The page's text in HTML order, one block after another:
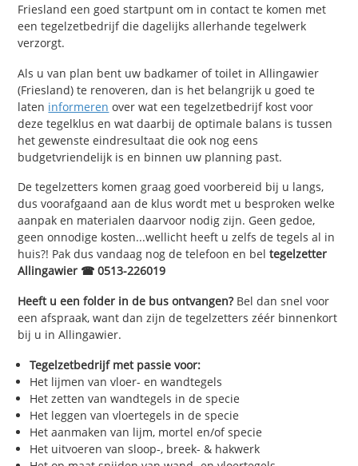
Friesland een goed startpunt om in contact te komen met
een tegelzetbedrijf die dagelijks allerhande tegelwerk
verzorgt.
Als u van plan bent uw badkamer of toilet in Allingawier
(Friesland) te renoveren, dan is het belangrijk u goed te
laten informeren over wat een tegelzetbedrijf kost voor
deze tegelklus en wat daarbij de optimale balans is tussen
het gewenste eindresultaat die ook nog eens
budgetvriendelijk is en binnen uw planning past.
De tegelzetters komen graag goed voorbereid bij u langs,
dus voorafgaand aan de klus wordt met u besproken welke
aanpak en materialen daarvoor nodig zijn. Geen gedoe,
geen onnodige kosten...wellicht heeft u zelfs de tegels al in
huis?! Pak dus vandaag nog de telefoon en beltegelzetter
Allingawier ☎ 0513-226019
Heeft u een folder in de bus ontvangen?Bel dan snel voor
een afspraak, want dan zijn de tegelzetters zéér binnenkort
bij u in Allingawier.
Tegelzetbedrijf met passie voor:
Het lijmen van vloer- en wandtegels
Het zetten van wandtegels in de specie
Het leggen van vloertegels in de specie
Het aanmaken van lijm, mortel en/of specie
Het uitvoeren van sloop-, breek- & hakwerk